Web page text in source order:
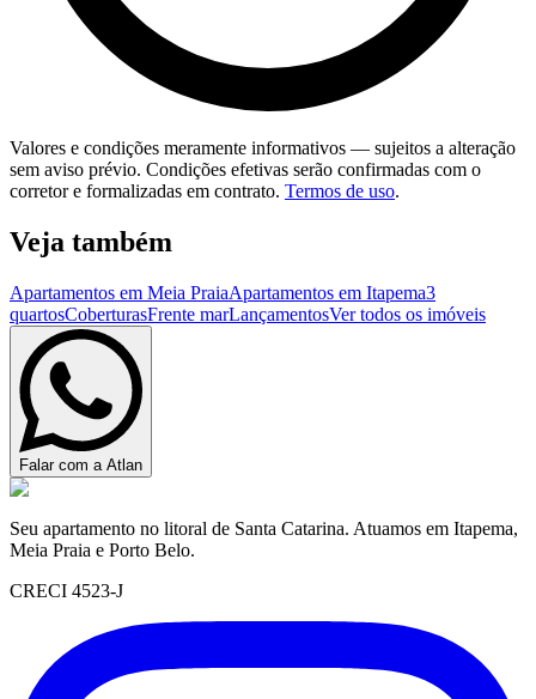
Valores e condições meramente informativos — sujeitos a alteração
sem aviso prévio. Condições efetivas serão confirmadas com o
corretor e formalizadas em contrato. Termos de uso.
Veja também
Apartamentos em Meia PraiaApartamentos em Itapema3
quartosCoberturasFrente marLançamentosVer todos os imóveis
Falar com a Atlan
Seu apartamento no litoral de Santa Catarina. Atuamos em Itapema,
Meia Praia e Porto Belo.
CRECI 4523-J